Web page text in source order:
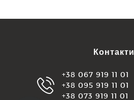
Контакти
+38 067 919 11 01
+38 095 919 11 01
+38 073 919 11 01